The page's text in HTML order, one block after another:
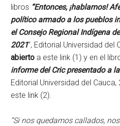
libros “Entonces, ¡hablamos!
político armado a los pueblos
el Consejo Regional Indígena
2021”, Editorial Universidad del
abierto a este link (1) y en el
informe del Cric presentado a
Editorial Universidad del Cauca,
este link (2).
“Si nos quedamos callados,